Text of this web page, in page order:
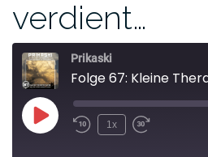
verdient…
Prikaski
1x